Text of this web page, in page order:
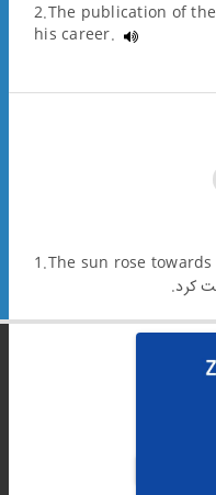
2.The publication of
his career.
1.The sun rose